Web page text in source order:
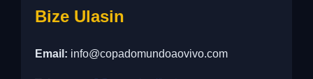
Bize Ulasin
Email: info@copadomundoaovivo.com